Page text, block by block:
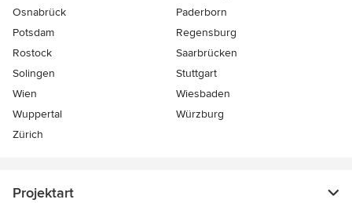
Osnabrück
Paderborn
Potsdam
Regensburg
Rostock
Saarbrücken
Solingen
Stuttgart
Wien
Wiesbaden
Wuppertal
Würzburg
Zürich
Projektart